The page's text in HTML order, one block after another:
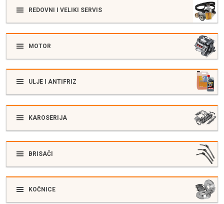
REDOVNI I VELIKI SERVIS
MOTOR
ULJE I ANTIFRIZ
KAROSERIJA
BRISAČI
KOČNICE